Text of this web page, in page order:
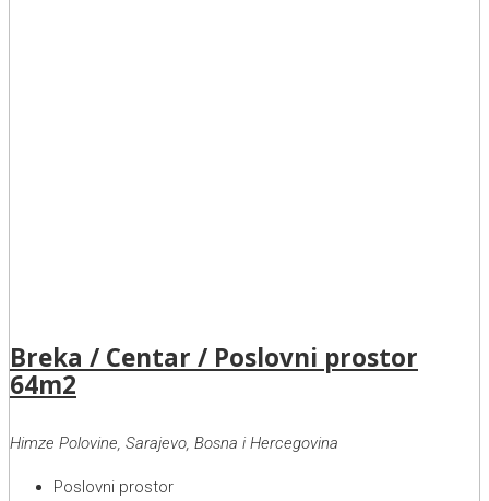
Breka / Centar / Poslovni prostor
64m2
Himze Polovine, Sarajevo, Bosna i Hercegovina
Poslovni prostor